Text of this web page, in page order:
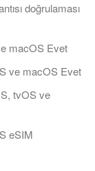
doğrulaması
macOS Evet
ve macOS Evet
tvOS ve
eSIM